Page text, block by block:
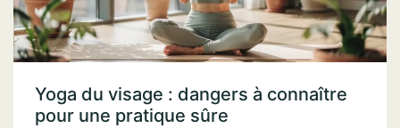
Yoga du visage : dangers à connaître
pour une pratique sûre